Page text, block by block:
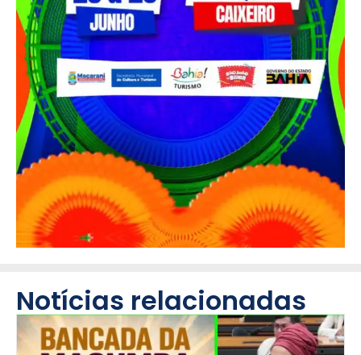
Notícias relacionadas